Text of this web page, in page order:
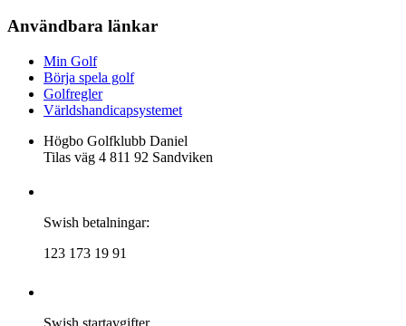
Användbara länkar
Min Golf
Börja spela golf
Golfregler
Världshandicapsystemet
Högbo Golfklubb Daniel
Tilas väg 4 811 92 Sandviken
Swish betalningar:
123 173 19 91
Swish startavgifter